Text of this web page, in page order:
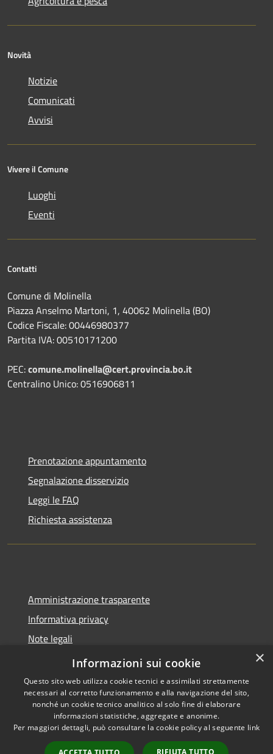
Novità
Notizie
Comunicati
Avvisi
Vivere il Comune
Luoghi
Eventi
Contatti
Comune di Molinella
Piazza Anselmo Martoni, 1, 40062 Molinella (BO)
Codice Fiscale: 00446980377
Partita IVA: 00510171200
PEC:comune.molinella@cert.provincia.bo.it
Centralino Unico: 0516906811
Prenotazione appuntamento
Segnalazione disservizio
Leggi le FAQ
Richiesta assistenza
Amministrazione trasparente
Informativa privacy
Note legali
Dichiarazione di accessibilità
Accessibilità
Copyright © 2026 • Comune di
Molinella • Powered by
Municipium• Accesso
×
Informazioni sui cookie
Questo sito web utilizza cookie tecnici e assimilati strettamente
necessari al corretto funzionamento e alla navigazione del sito,
nonché un cookie tecnico analitico al solo fine di elaborare
informazioni statistiche, aggregate e anonime.
Per maggiori dettagli, può consultare la cookie policy al seguente link
RIFIUTA TUTTO